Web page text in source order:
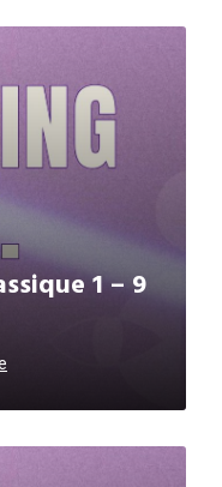
1 – 9